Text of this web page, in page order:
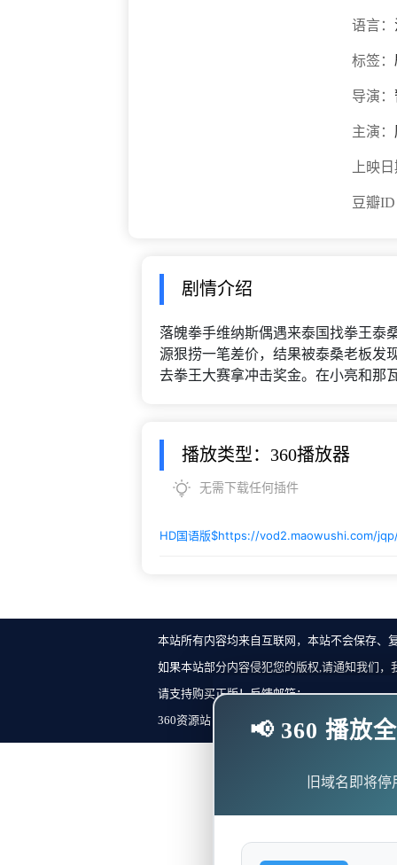
语言：
标签：
导演：
主演：
上映
豆瓣
剧情介绍
落魄拳手维纳斯偶遇来泰国找拳王泰
源狠捞一笔差价，结果被泰桑老板发
去拳王大赛拿冲击奖金。在小亮和那
播放类型：360播放器
无需下载任何插件
HD国语版$https://vod2.maowushi.com/
本站所有内容均来自互联网，本站不会保存、
如果本站部分内容侵犯您的版权,请通知我们
请支持购买正版！反馈邮箱：
360资源站 Copyright ©2018-2023 All Rights
📢 360 播放
旧域名即将